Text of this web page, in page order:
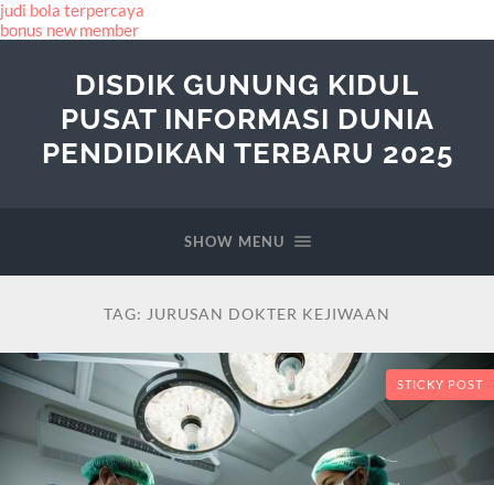
judi bola terpercaya
bonus new member
DISDIK GUNUNG KIDUL
PUSAT INFORMASI DUNIA
PENDIDIKAN TERBARU 2025
SHOW MENU
TAG: JURUSAN DOKTER KEJIWAAN
STICKY POST